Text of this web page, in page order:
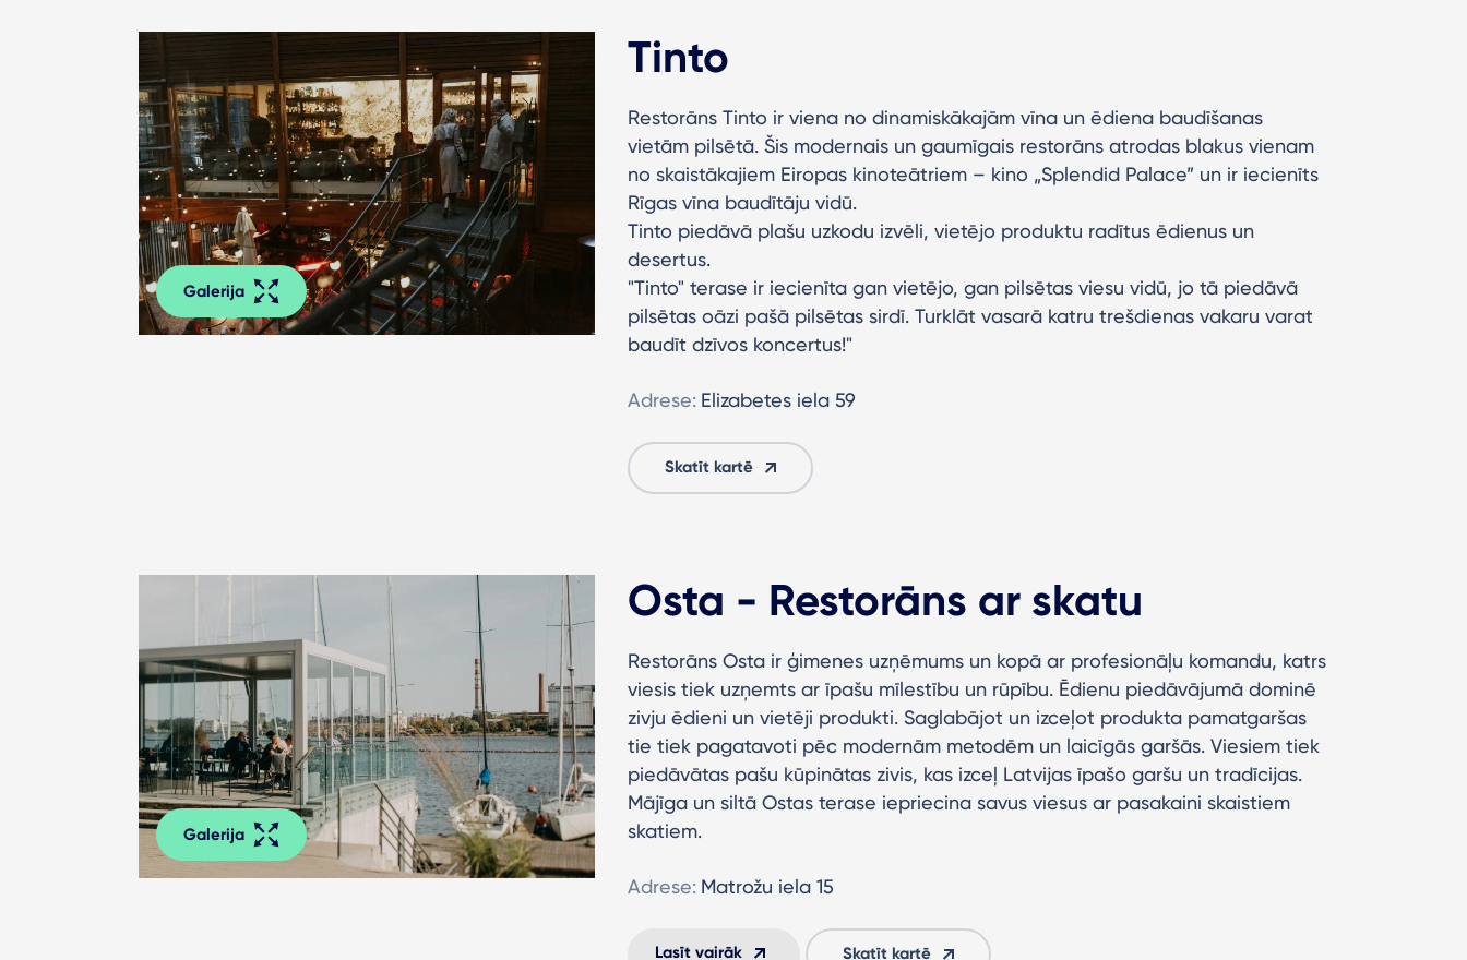
Galerija
Tinto
Restorāns Tinto ir viena no dinamiskākajām vīna un ēdiena baudīšanas
vietām pilsētā. Šis modernais un gaumīgais restorāns atrodas blakus vienam
no skaistākajiem Eiropas kinoteātriem – kino „Splendid Palace” un ir iecienīts
Rīgas vīna baudītāju vidū.
Tinto piedāvā plašu uzkodu izvēli, vietējo produktu radītus ēdienus un
desertus.
"Tinto" terase ir iecienīta gan vietējo, gan pilsētas viesu vidū, jo tā piedāvā
pilsētas oāzi pašā pilsētas sirdī. Turklāt vasarā katru trešdienas vakaru varat
baudīt dzīvos koncertus!"
Adrese: Elizabetes iela 59
Skatīt kartē
Galerija
Osta - Restorāns ar skatu
Restorāns Osta ir ģimenes uzņēmums un kopā ar profesionāļu komandu, katrs
viesis tiek uzņemts ar īpašu mīlestību un rūpību. Ēdienu piedāvājumā dominē
zivju ēdieni un vietēji produkti. Saglabājot un izceļot produkta pamatgaršas
tie tiek pagatavoti pēc modernām metodēm un laicīgās garšās. Viesiem tiek
piedāvātas pašu kūpinātas zivis, kas izceļ Latvijas īpašo garšu un tradīcijas.
Mājīga un siltā Ostas terase iepriecina savus viesus ar pasakaini skaistiem
skatiem.
Adrese: Matrožu iela 15
Lasīt vairāk Skatīt kartē